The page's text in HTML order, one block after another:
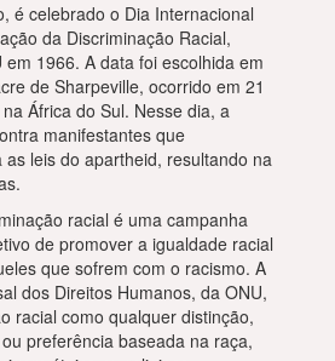
é celebrado o Dia Internacional
da Discriminação Racial,
1966. A data foi escolhida em
de Sharpeville, ocorrido em 21
África do Sul. Nesse dia, a
manifestantes que
leis do apartheid, resultando na
racial é uma campanha
de promover a igualdade racial
que sofrem com o racismo. A
dos Direitos Humanos, da ONU,
racial como qualquer distinção,
preferência baseada na raça,